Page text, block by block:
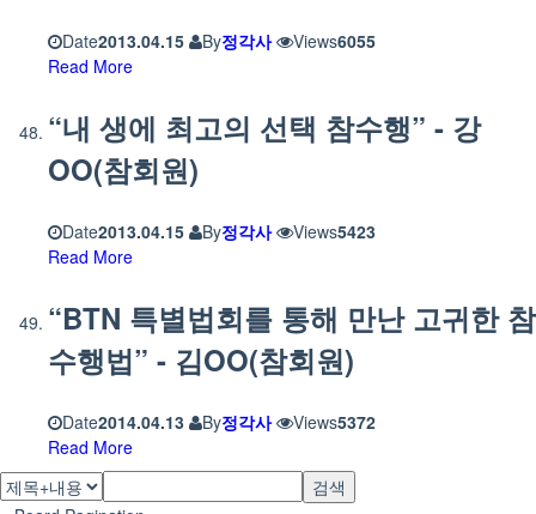
Date2013.04.15 By정각사 Views6055
Read More
“내 생에 최고의 선택 참수행” - 강
OO(참회원)
Date2013.04.15 By정각사 Views5423
Read More
“BTN 특별법회를 통해 만난 고귀한 참
수행법” - 김OO(참회원)
Date2014.04.13 By정각사 Views5372
Read More
검색